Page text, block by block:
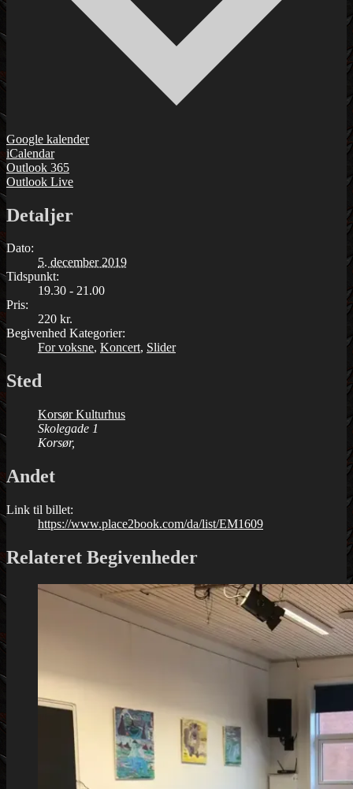
Google kalender
iCalendar
Outlook 365
Outlook Live
Detaljer
Dato:
5. december 2019
Tidspunkt:
19.30 - 21.00
Pris:
220 kr.
Begivenhed Kategorier:
For voksne, Koncert, Slider
Sted
Korsør Kulturhus
Skolegade 1
Korsør,
Andet
Link til billet:
https://www.place2book.com/da/list/EM1609
Relateret Begivenheder